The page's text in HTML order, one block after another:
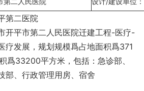
第二医院
开平市第二人民医院迁建工程-医疗-
疗发展，规划规模爲占地面积爲371
爲33200平方米，包括：急诊部、
部、行政管理用房、宿舍